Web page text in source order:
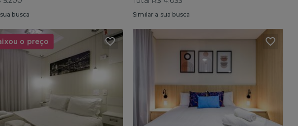
busca Similar a sua busca
o preço